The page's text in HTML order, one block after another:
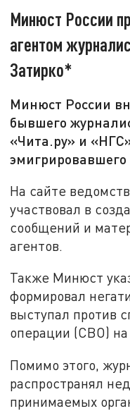
Минюст России
агентом
Затирко*
Минюст России
бывшего
«Чита.ру» и
эмигрировавшего
На сайте
участвовал в
сообщений и
агентов.
Также Минюст
формировал
выступал против
операции (СВО) на
Помимо этого,
распространял
принимаемых